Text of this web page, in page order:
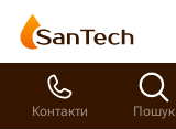
Контакти Пошук